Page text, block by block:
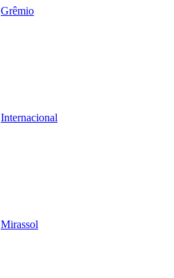
Grêmio
Internacional
Mirassol